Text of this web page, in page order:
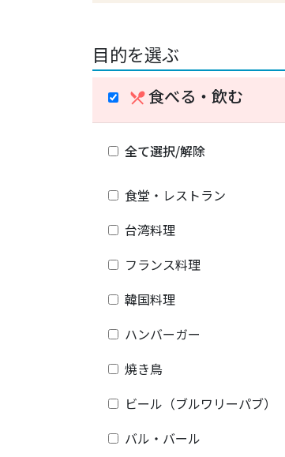
目的を選ぶ
restaurant_menu食べる・飲む
全て選択/解除
食堂・レストラン
台湾料理
フランス料理
韓国料理
ハンバーガー
焼き鳥
ビール（ブルワリーパブ）
バル・バール